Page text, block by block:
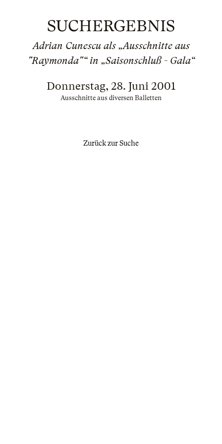
SUCHERGEBNIS
Adrian Cunescu als „Ausschnitte aus
"Raymonda"“ in „Saisonschluß - Gala“
Donnerstag, 28. Juni 2001
Ausschnitte aus diversen Balletten
Zurück zur Suche